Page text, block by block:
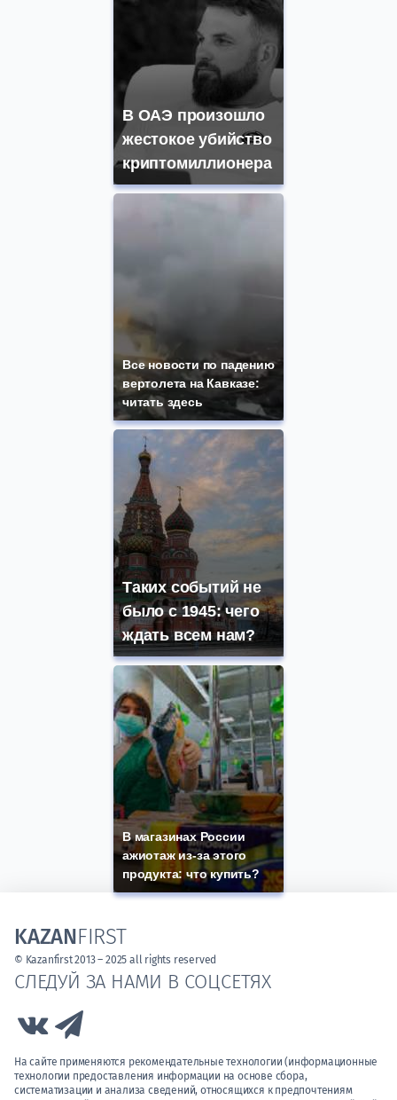
В ОАЭ произошло
жестокое убийство
криптомиллионера
Все новости по падению
вертолета на Кавказе:
читать здесь
Таких событий не
было с 1945: чего
ждать всем нам?
В магазинах России
ажиотаж из-за этого
продукта: что купить?
СЛЕДУЙ ЗА НАМИ В СОЦСЕТЯХ
Link to Vk
На сайте применяются рекомендательные технологии (информационные
технологии предоставления информации на основе сбора,
систематизации и анализа сведений, относящихся к предпочтениям
KAZANFIRST
© Kazanfirst 2013 – 2025 all rights reserved